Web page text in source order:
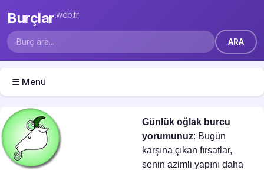
Burçlar.web.tr
☰ Menü
Günlük oğlak burcu
yorumunuz: Bugün
karşına çıkan fırsatlar,
senin azimli yapını daha